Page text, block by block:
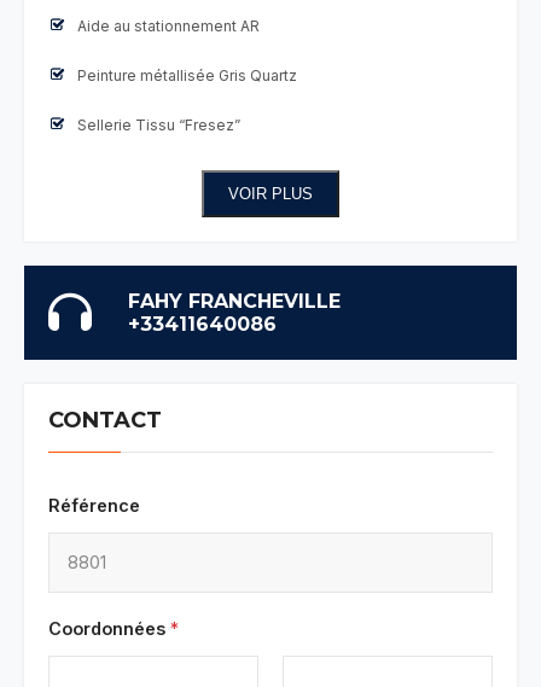
Aide au stationnement AR
Peinture métallisée Gris Quartz
Sellerie Tissu “Fresez”
VOIR PLUS
FAHY FRANCHEVILLE
+33411640086
CONTACT
Référence
Coordonnées *